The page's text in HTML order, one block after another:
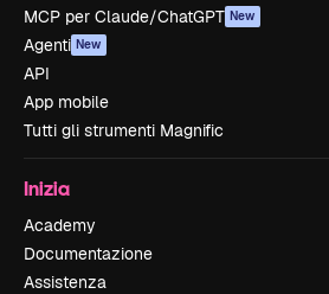
MCP per Claude/ChatGPT New
Agenti New
API
App mobile
Tutti gli strumenti Magnific
Inizia
Academy
Documentazione
Assistenza